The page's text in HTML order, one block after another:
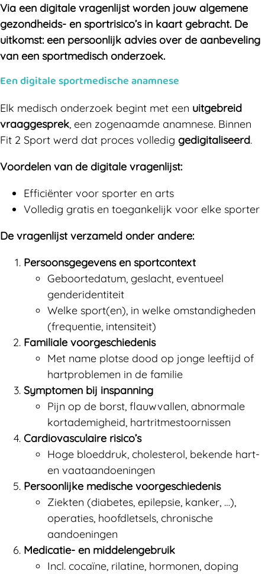
Via een digitale vragenlijst worden jouw algemene
gezondheids- en sportrisico’s in kaart gebracht. De
uitkomst: een persoonlijk advies over de aanbeveling
van een sportmedisch onderzoek.
Een digitale sportmedische anamnese
Elk medisch onderzoek begint met een uitgebreid
vraaggesprek, een zogenaamde anamnese. Binnen
Fit 2 Sport werd dat proces volledig gedigitaliseerd.
Voordelen van de digitale vragenlijst:
Efficiënter voor sporter en arts
Volledig gratis en toegankelijk voor elke sporter
De vragenlijst verzameld onder andere:
Persoonsgegevens en sportcontext
Geboortedatum, geslacht, eventueel
genderidentiteit
Welke sport(en), in welke omstandigheden
(frequentie, intensiteit)
Familiale voorgeschiedenis
Met name plotse dood op jonge leeftijd of
hartproblemen in de familie
Symptomen bij inspanning
Pijn op de borst, flauwvallen, abnormale
kortademigheid, hartritmestoornissen
Cardiovasculaire risico’s
Hoge bloeddruk, cholesterol, bekende hart-
en vaataandoeningen
Persoonlijke medische voorgeschiedenis
Ziekten (diabetes, epilepsie, kanker, …),
operaties, hoofdletsels, chronische
aandoeningen
Medicatie- en middelengebruik
Incl. cocaïne, rilatine, hormonen, doping